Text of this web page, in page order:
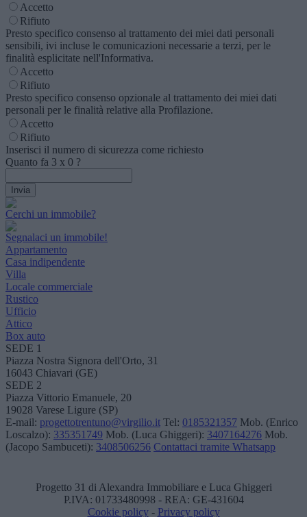
Accetto
Rifiuto
Presto specifico consenso al trattamento dei miei dati personali
sensibili, ivi incluse le comunicazioni necessarie a terzi, per le
finalità esplicitate nell'Informativa.
Accetto
Rifiuto
Presto specifico consenso opzionale al trattamento dei miei dati
personali per le finalità relative alla Profilazione.
Accetto
Rifiuto
Inserisci il numero di sicurezza come richiesto
Quanto fa 3 x 0 ?
Cerchi un immobile?
Segnalaci un immobile!
Appartamento
Casa indipendente
Villa
Locale commerciale
Rustico
Ufficio
Attico
Box auto
SEDE 1
Piazza Nostra Signora dell'Orto, 31
16043 Chiavari (GE)
SEDE 2
Piazza Vittorio Emanuele, 20
19028 Varese Ligure (SP)
E-mail: progettotrentuno@virgilio.it Tel: 0185321357 Mob. (Enrico
Loscalzo): 335351749 Mob. (Luca Ghiggeri): 3407164276 Mob.
(Jacopo Sambuceti): 3408506256 Contattaci tramite Whatsapp
Progetto 31 di Alexandra Immobiliare e Luca Ghiggeri
P.IVA: 01733480998 - REA: GE-431604
Cookie policy- Privacy policy